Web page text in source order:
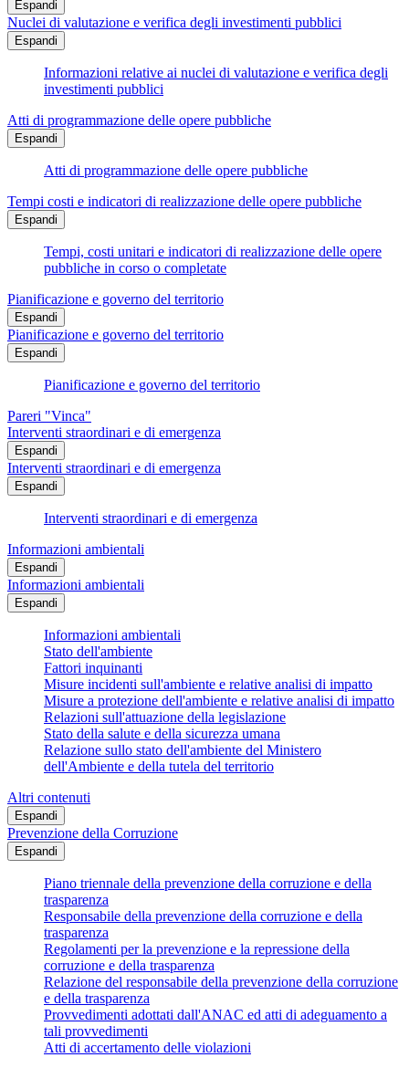
Espandi
Nuclei di valutazione e verifica degli investimenti pubblici
Espandi
Informazioni relative ai nuclei di valutazione e verifica degli
investimenti pubblici
Atti di programmazione delle opere pubbliche
Espandi
Atti di programmazione delle opere pubbliche
Tempi costi e indicatori di realizzazione delle opere pubbliche
Espandi
Tempi, costi unitari e indicatori di realizzazione delle opere
pubbliche in corso o completate
Pianificazione e governo del territorio
Espandi
Pianificazione e governo del territorio
Espandi
Pianificazione e governo del territorio
Pareri "Vinca"
Interventi straordinari e di emergenza
Espandi
Interventi straordinari e di emergenza
Espandi
Interventi straordinari e di emergenza
Informazioni ambientali
Espandi
Informazioni ambientali
Espandi
Informazioni ambientali
Stato dell'ambiente
Fattori inquinanti
Misure incidenti sull'ambiente e relative analisi di impatto
Misure a protezione dell'ambiente e relative analisi di impatto
Relazioni sull'attuazione della legislazione
Stato della salute e della sicurezza umana
Relazione sullo stato dell'ambiente del Ministero
dell'Ambiente e della tutela del territorio
Altri contenuti
Espandi
Prevenzione della Corruzione
Espandi
Piano triennale della prevenzione della corruzione e della
trasparenza
Responsabile della prevenzione della corruzione e della
trasparenza
Regolamenti per la prevenzione e la repressione della
corruzione e della trasparenza
Relazione del responsabile della prevenzione della corruzione
e della trasparenza
Provvedimenti adottati dall'ANAC ed atti di adeguamento a
tali provvedimenti
Atti di accertamento delle violazioni